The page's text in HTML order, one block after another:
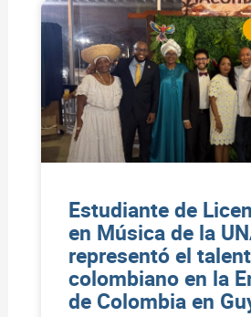
Estudiante de
en Música de la
representó el
colombiano en la
de Colombia en